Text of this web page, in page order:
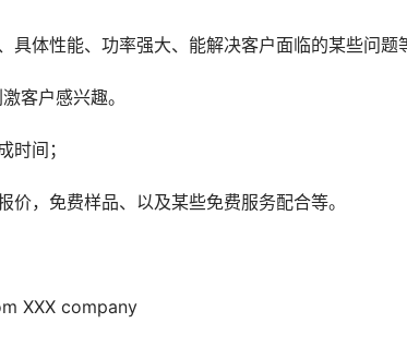
体性能、功率强大、能解决客户面临的某些问题
客户感兴趣。
间；
，免费样品、以及某些免费服务配合等。
XXX company